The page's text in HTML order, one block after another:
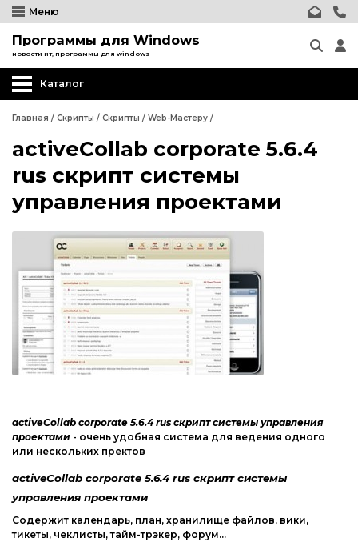
Меню
Программы для Windows
новости ит, программы для windows
Каталог
Wordpress
Joomla
phpBB форум
Другие CMS
Web-Мастеру
Главная / Скрипты / Скрипты / Web-Мастеру /
activeCollab corporate 5.6.4
rus скрипт системы
управления проектами
activeCollab corporate 5.6.4 rus скрипт системы управления
проектами - очень удобная система для ведения одного
или нескольких пректов
activeCollab corporate 5.6.4 rus скрипт системы
управления проектами
Содержит календарь, план, хранилище файлов, вики,
тикеты, чеклисты, тайм-трэкер, форум...
Wordpress
Joomla
phpBB форум
Другие CMS
Web-Мастеру
Другие шаблоны